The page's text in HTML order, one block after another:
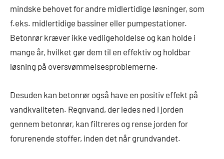
mindske behovet for andre midlertidige løsninger, som
f.eks. midlertidige bassiner eller pumpestationer.
Betonrør kræver ikke vedligeholdelse og kan holde i
mange år, hvilket gør dem til en effektiv og holdbar
løsning på oversvømmelsesproblemerne.
Desuden kan betonrør også have en positiv effekt på
vandkvaliteten. Regnvand, der ledes ned i jorden
gennem betonrør, kan filtreres og rense jorden for
forurenende stoffer, inden det når grundvandet.